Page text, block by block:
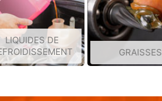
LIQUIDES DE
GRAISSES